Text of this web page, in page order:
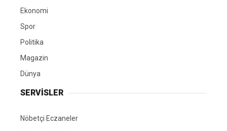
Ekonomi
Spor
Politika
Magazin
Dünya
SERVİSLER
Nöbetçi Eczaneler